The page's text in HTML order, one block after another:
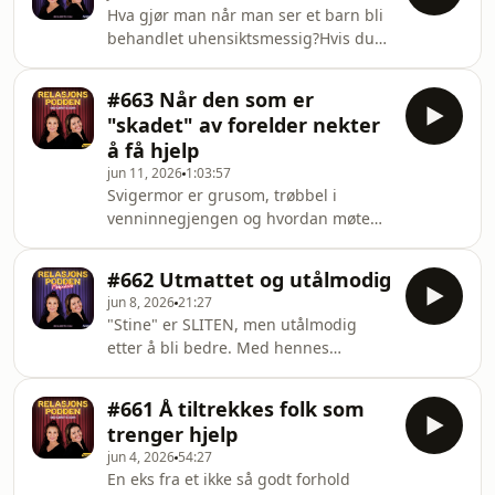
gjerne kontakt med vår
salgssamarbeidspartner Acast.
salg@acast.com Hosted on Acast. See
acast.com/privacy for more
information.
Hva gjør man når man ser et barn bli
behandlet uhensiktsmessig?Hvis du
salgssamarbeidspartner Acast.
salg@acast.com Hosted on Acast. See
acast.com/privacy for more
information.
#663 Når den som er
"skadet" av forelder nekter
å få hjelp
jun 11, 2026 1:03:57
Svigermor er grusom, trøbbel i
venninnegjengen og hvordan møte
annonsesamarbeid med oss,? Ta
gjerne kontakt med vår
salgssamarbeidspartner Acast.
salg@acast.com Hosted on Acast. See
acast.com/privacy for more
information.
#662 Utmattet og utålmodig
jun 8, 202621:27
"Stine" er SLITEN, men utålmodig
etter å bli bedre. Med hennes
utmattelsen tar over. Hvis du vil gjøre
et annonsesamarbeid med oss,? Ta
gjerne kontakt med vår
salgssamarbeidspartner Acast.
salg@acast.com Hosted on Acast. See
#661 Å tiltrekkes folk som
trenger hjelp
jun 4, 2026 54:27
En eks fra et ikke så godt forhold